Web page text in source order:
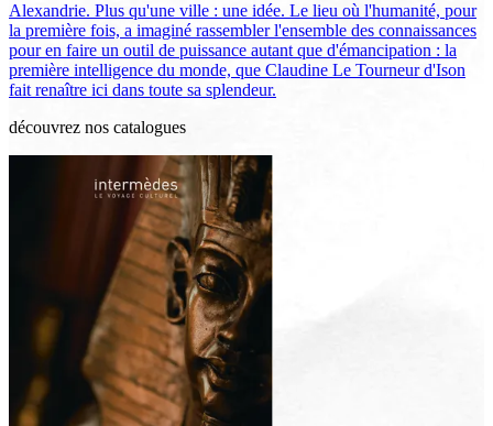
Alexandrie. Plus qu'une ville : une idée. Le lieu où l'humanité, pour
la première fois, a imaginé rassembler l'ensemble des connaissances
pour en faire un outil de puissance autant que d'émancipation : la
première intelligence du monde, que Claudine Le Tourneur d'Ison
fait renaître ici dans toute sa splendeur.
découvrez nos catalogues